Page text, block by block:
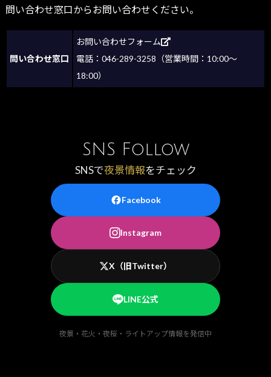
問い合わせ窓口からお問い合わせください。
問い合わせ窓口
お問い合わせフォーム
電話：046-289-3258（営業時間：10:00～
18:00）
SNS Follow
SNSで夜景情報をチェック
Facebook
Instagram
X（旧Twitter）
LINE公式
夜景・花火・夜桜・ライトアップ情報を発信中